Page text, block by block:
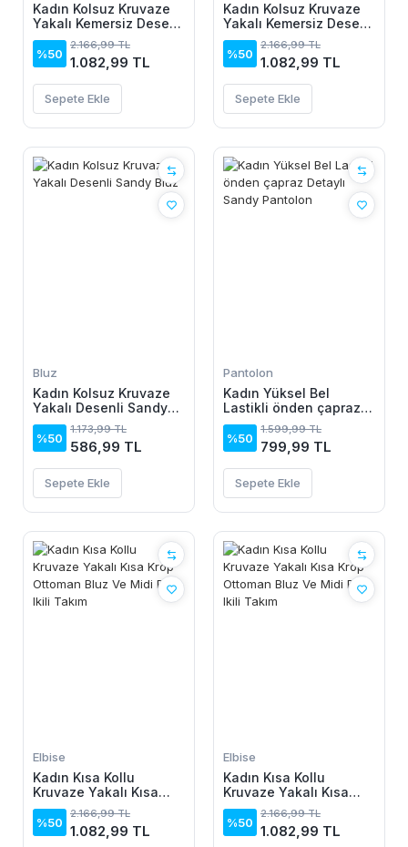
Kadın Kolsuz Kruvaze
Yakalı Kemersiz Desenli
Uzun Süprem Elbise
%50
2.166,99 TL
1.082,99 TL
Sepete Ekle
Kadın Kolsuz Kruvaze
Yakalı Kemersiz Desenli
Uzun Süprem Elbise
%50
2.166,99 TL
1.082,99 TL
Sepete Ekle
Bluz
Kadın Kolsuz Kruvaze
Yakalı Desenli Sandy
Bluz
%50
1.173,99 TL
586,99 TL
Sepete Ekle
Pantolon
Kadın Yüksel Bel
Lastikli önden çapraz
Detaylı Sandy Pantolon
%50
1.599,99 TL
799,99 TL
Sepete Ekle
Elbise
Kadın Kısa Kollu
Kruvaze Yakalı Kısa
Krop Ottoman Bluz Ve
Midi Etek Ikili Takım
%50
2.166,99 TL
1.082,99 TL
Elbise
Kadın Kısa Kollu
Kruvaze Yakalı Kısa
Krop Ottoman Bluz Ve
Midi Etek Ikili Takım
%50
2.166,99 TL
1.082,99 TL